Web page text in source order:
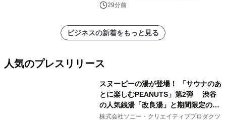
成形、その他）・分析レポートを発表
29分前
ビジネスの新着をもっと見る
人気のプレスリリース
スヌーピーの湯が登場！ 「サウナのあ
とに楽しむPEANUTS」第2弾 渋谷
の人気銭湯「改良湯」と期間限定のコ
ラボレーション サウナイキタイコラ
株式会社ソニー・クリエイティブプロダクツ